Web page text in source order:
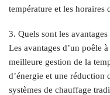
température et les horaires
3. Quels sont les
Les avantages d’un poêle
meilleure gestion de la
d’énergie et une réduction
systèmes de chauffage